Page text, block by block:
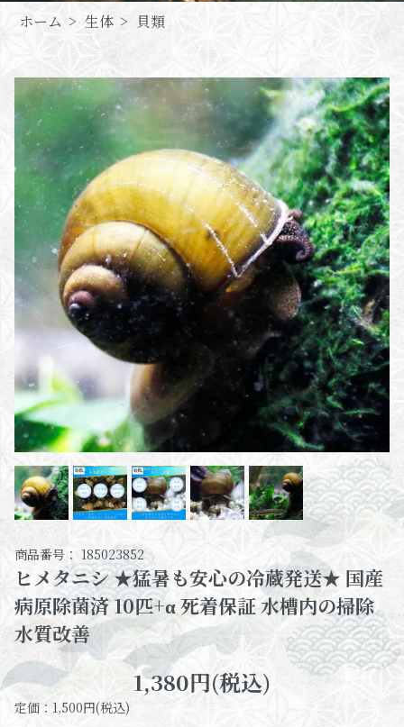
ホーム > 生体 > 貝類
商品番号： 185023852
ヒメタニシ ★猛暑も安心の冷蔵発送★ 国産
病原除菌済 10匹+α 死着保証 水槽内の掃除
水質改善
1,380円(税込)
定価：1,500円(税込)